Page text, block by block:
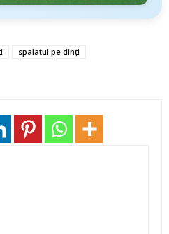
spalatul pe dinţi